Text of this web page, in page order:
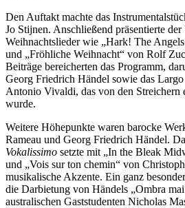
Den Auftakt machte das
Jo Stijnen. Anschließend präsentierte
Weihnachtslieder wie „Hark! The
und „Fröhliche Weihnacht“ von Rolf
Beiträge bereicherten das Programm,
Georg Friedrich Händel sowie das
Antonio Vivaldi, das von den Streichern
wurde.
Weitere Höhepunkte waren barocke
Rameau und Georg Friedrich Händel.
Vokalissimo setzte mit „In the Bleak
und „Vois sur ton chemin“ von
musikalische Akzente. Ein ganz
die Darbietung von Händels „Ombra
australischen Gaststudenten Nicholas